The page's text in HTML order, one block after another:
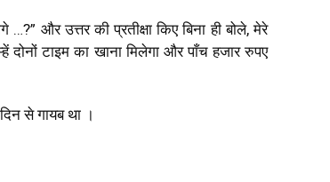
और उत्तर की प्रतीक्षा किए बिना ही बोले, मेरे
टाइम का खाना मिलेगा और पाँच हजार रुपए
से गायब था ।